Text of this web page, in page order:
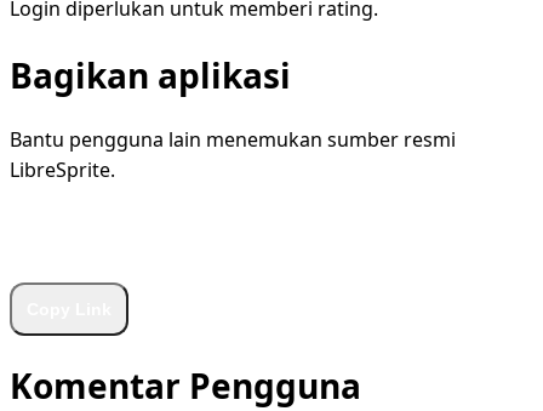
Login diperlukan untuk memberi rating.
Bagikan aplikasi
Bantu pengguna lain menemukan sumber resmi
LibreSprite.
Komentar Pengguna